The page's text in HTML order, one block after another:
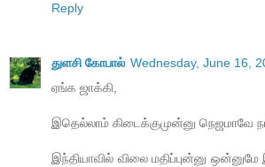
Reply
துளசி கோபால் Wednesday, June 16,
ஏங்க ஜாக்கி,
இதெல்லாம் கிடைக்குமுன்னு நெஜமாவே
இந்தியாவில் விலை மதிப்புன்னு